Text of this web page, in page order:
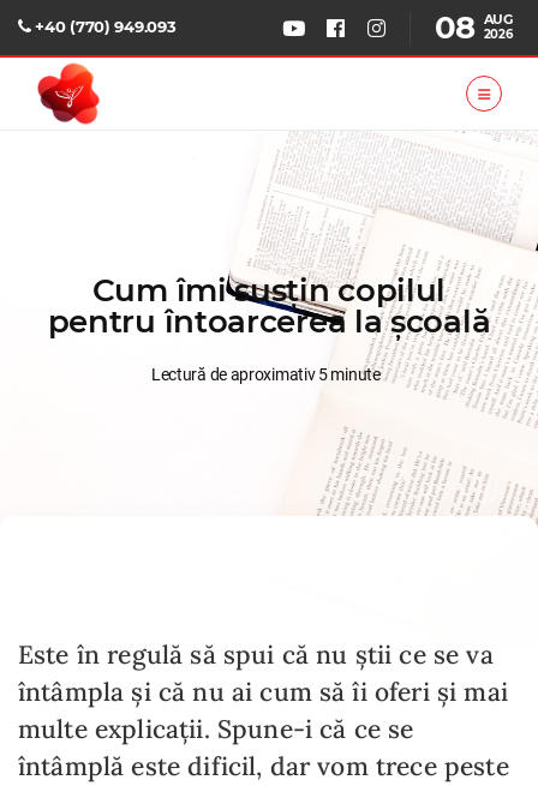
+40 (770) 949.093 08 AUG
2026
Cum îmi susțin copilul
pentru întoarcerea la școală
Lectură de aproximativ 5 minute
Este în regulă să spui că nu știi ce se va
întâmpla și că nu ai cum să îi oferi și mai
multe explicații. Spune-i că ce se
întâmplă este dificil, dar vom trece peste